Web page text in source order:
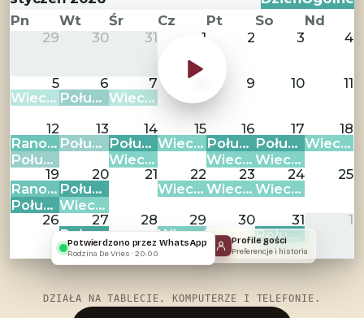
Pn
Wt Śr Cz Pt So
Nd
29
30 31 1 2 3 4
5
Wieczór: 8
6
Południe: 28
7
Wieczór: 2
9 10 11
12
Rano: 4
Południe: 7
13
Południe: 2
14
Południe: 4
Wieczór: 9
15
Wieczór: 10
16
Południe: 9
Wieczór: 2
17
Południe: 2
Wieczór: 8
18
Wieczór: 2
19
Rano: 15
Południe: 15
20
Południe: 2
Wieczór: 2
21
22
Wieczór: 7
23
Wieczór: 2
24
Wieczór: 10
25
26
27
Południe: 3
28
29
Wieczór: 4
30
31
Południe: 2
1
Profile gości
Preferencje i historia
Potwierdzono przez WhatsApp
Rodzina De Vries · 20:00
DZIAŁA NA TABLECIE, KOMPUTERZE I TELEFONIE.